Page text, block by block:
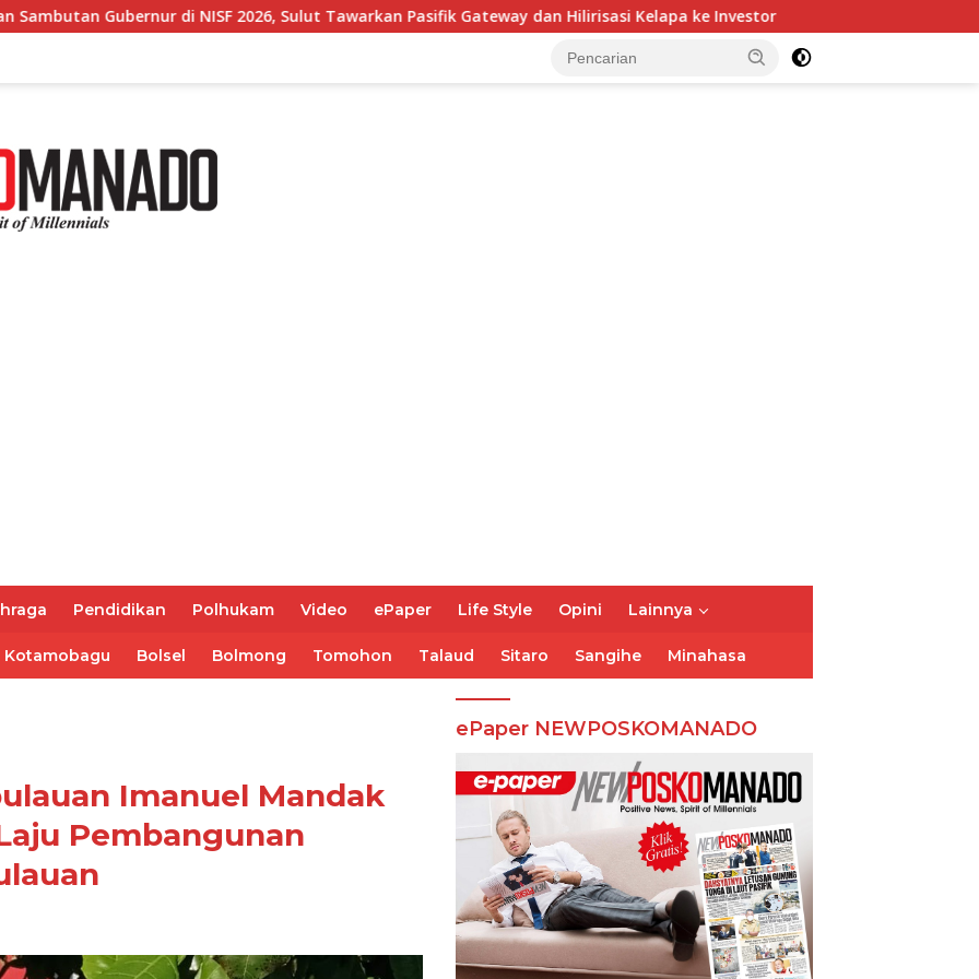
NISF 2026, Sulut Tawarkan Pasifik Gateway dan Hilirisasi Kelapa ke Investor Bupati Franky Wongkar Tinjau Posko
Pendidikan Polhukam Video ePaper Life Style Opini Lainnya
Kotamobagu Bolsel Bolmong Tomohon Talaud Sitaro Sangihe Minahasa
Imanuel Mandak
Pembangunan
ePaper NEWPOSKOMANADO